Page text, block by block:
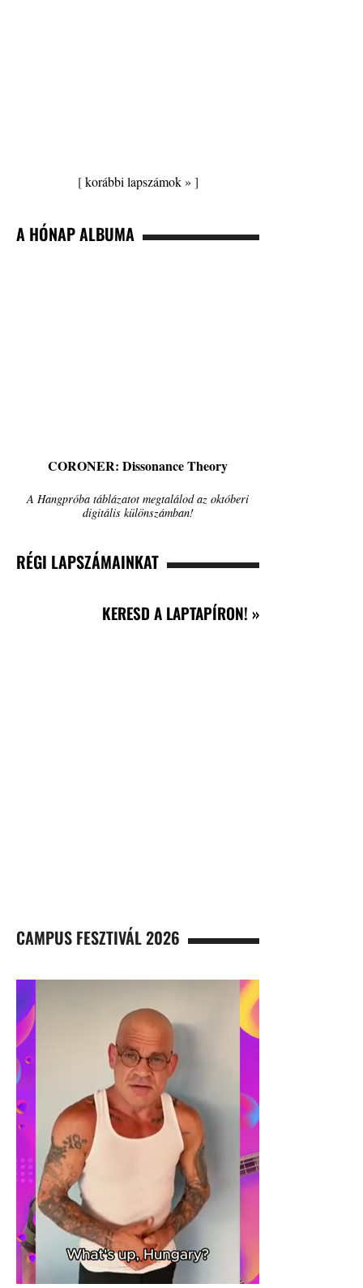
[korábbi lapszámok » ]
A HÓNAP ALBUMA
CORONER: Dissonance Theory
A Hangpróba táblázatot megtalálod az októberi
digitális különszámban!
RÉGI LAPSZÁMAINKAT
KERESD A LAPTAPÍRON! »
CAMPUS FESZTIVÁL 2026